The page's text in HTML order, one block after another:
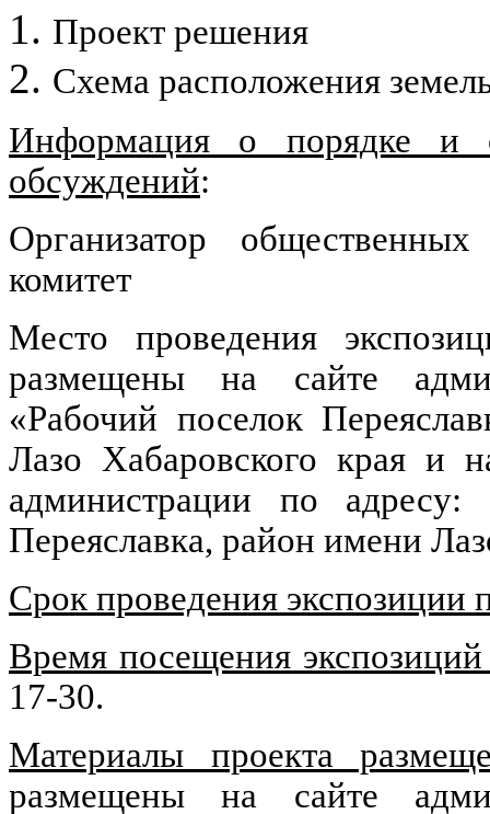
Проект решения
Схема расположения
Информация о порядке и
обсуждений:
Организатор
комитет
Место проведения
размещены на сайте
«Рабочий поселок
Лазо Хабаровского края и
администрации по
Переяславка, район имени
Срок проведения экспозиции
Время посещения экспозиций
17-30.
Материалы проекта
размещены на сайте